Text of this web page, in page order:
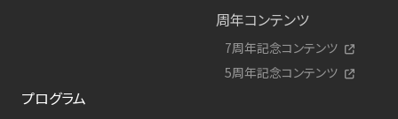
周年コンテンツ
7周年記念コンテンツ
5周年記念コンテンツ
プログラム